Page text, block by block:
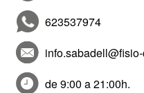
623537974
de 9:00 a 21:00h.